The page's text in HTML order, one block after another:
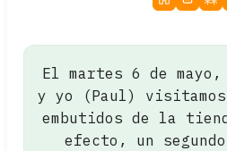
El martes 6 de
y yo (Paul)
embutidos de la
efecto, un